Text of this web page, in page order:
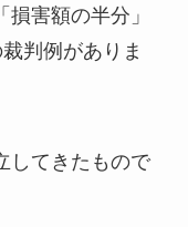
損害額の半分」
判例がありま
してきたもので